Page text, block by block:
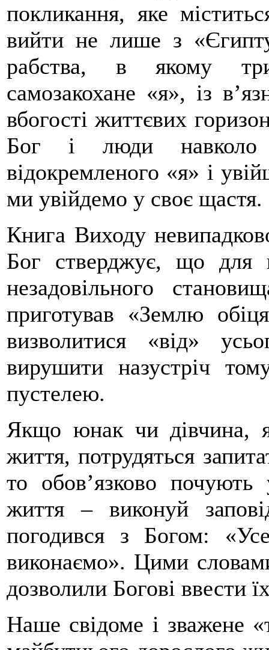
покликання, яке
вийти не лише з
рабства, в якому
самозакохане «я», із
вбогості життєвих
Бог і люди
відокремленого «я» і
ми увійдемо у своє щастя.
Книга Виходу
Бог стверджує, що для
незадовільного
приготував «Землю
визволитися «від»
вирушити назустріч
пустелею.
Якщо юнак чи дівчина,
життя, потрудяться
то обов’язково
життя – виконуй
погодився з Богом:
виконаємо». Цими
дозволили Богові ввести
Наше свідоме і зважене